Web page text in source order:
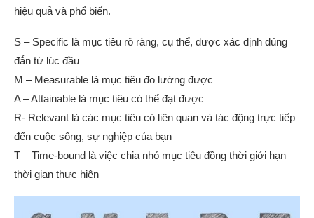
hiệu quả và phổ biến.
S – Specific là mục tiêu rõ ràng, cụ thể, được xác định đúng
đắn từ lúc đầu
M – Measurable là mục tiêu đo lường được
A – Attainable là mục tiêu có thể đạt được
R- Relevant là các mục tiêu có liên quan và tác động trực tiếp
đến cuộc sống, sự nghiệp của bạn
T – Time-bound là việc chia nhỏ mục tiêu đồng thời giới hạn
thời gian thực hiện